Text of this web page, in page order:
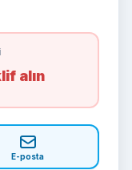
alın
E-posta